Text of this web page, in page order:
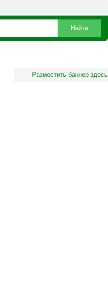
Разместить баннер здесь